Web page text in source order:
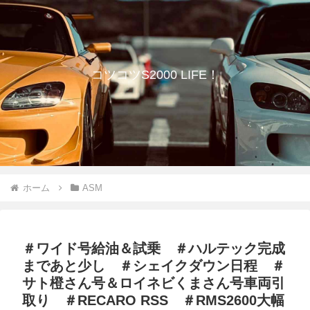
コツコツS2000 LIFE！
ホーム ASM
＃ワイド号給油＆試乗 ＃ハルテック完成
まであと少し ＃シェイクダウン日程 ＃
サト橙さん号＆ロイネビくまさん号車両引
取り ＃RECARO RSS ＃RMS2600大幅